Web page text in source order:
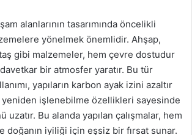
alanlarının tasarımında öncelikli
yönelmek önemlidir. Ahşap,
gibi malzemeler, hem çevre dostudur
bir atmosfer yaratır. Bu tür
yapıların karbon ayak izini azaltır
yeniden işlenebilme özellikleri sayesinde
uzatır. Bu alanda yapılan çalışmalar, hem
doğanın iyiliği için eşsiz bir fırsat sunar.